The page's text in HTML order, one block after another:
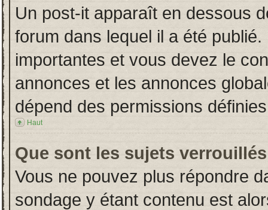
Un post-it apparaît en dessous
forum dans lequel il a été
importantes et vous devez le
annonces et les annonces
dépend des permissions
Haut
Que sont les sujets
Vous ne pouvez plus répondre
sondage y étant contenu est